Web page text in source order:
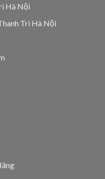
Hà Nội
Trì Hà Nội